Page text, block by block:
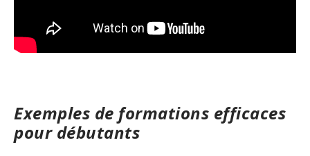
Exemples de formations efficaces
pour débutants